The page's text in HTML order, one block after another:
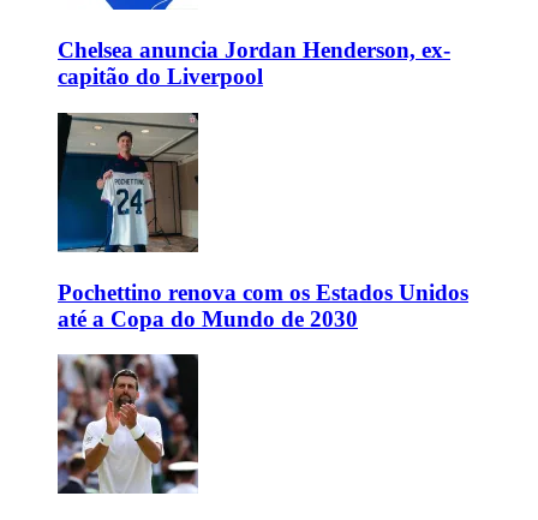
Chelsea anuncia Jordan Henderson, ex-
capitão do Liverpool
Pochettino renova com os Estados Unidos
até a Copa do Mundo de 2030